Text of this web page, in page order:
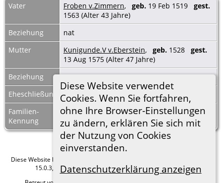
Diese Website verwendet
Cookies. Wenn Sie fortfahren,
ohne Ihre Browser-Einstellungen
zu ändern, erklären Sie sich mit
der Nutzung von Cookies
einverstanden.
Datenschutzerklärung anzeigen
Vater Froben v.Zimmern, geb. 19 Feb 1519 gest.
1563 (Alter 43 Jahre)
Beziehung
nat
Mutter
Kunigunde.V v.Eberstein, geb. 1528 gest.
13 Aug 1575 (Alter 47 Jahre)
Beziehung
nat
Eheschließung
1544
Familien-
Kennung
F11596 Familienblatt|
Familientafel
Diese Website läuft mit
15.0.3, programmiert von Darrin Lythgoe © 2001-2026.